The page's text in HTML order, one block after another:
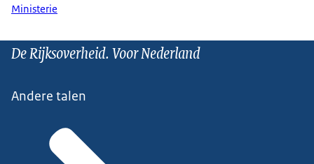
Ministerie
De Rijksoverheid. Voor Nederland
Andere talen